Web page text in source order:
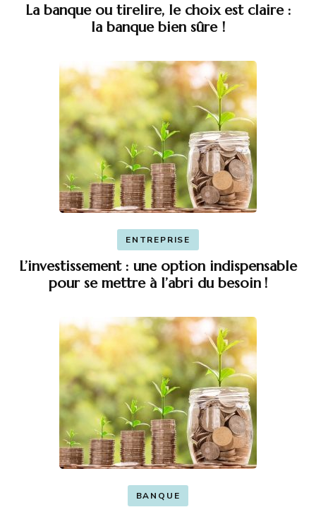
La banque ou tirelire, le choix est claire :
la banque bien sûre !
ENTREPRISE
L’investissement : une option indispensable
pour se mettre à l’abri du besoin !
BANQUE